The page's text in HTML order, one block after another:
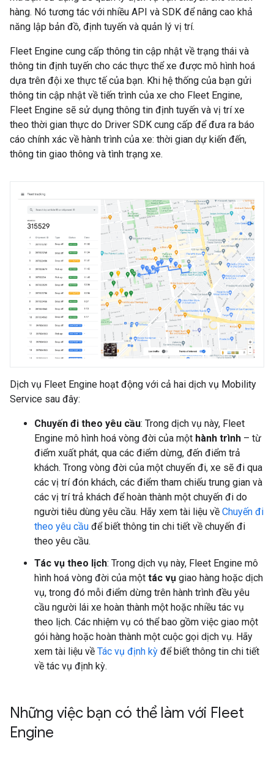
hàng. Nó tương tác với nhiều API và SDK để nâng cao khả
năng lập bản đồ, định tuyến và quản lý vị trí.
Fleet Engine cung cấp thông tin cập nhật về trạng thái và
thông tin định tuyến cho các thực thể xe được mô hình hoá
dựa trên đội xe thực tế của bạn. Khi hệ thống của bạn gửi
thông tin cập nhật về tiến trình của xe cho Fleet Engine,
Fleet Engine sẽ sử dụng thông tin định tuyến và vị trí xe
theo thời gian thực do Driver SDK cung cấp để đưa ra báo
cáo chính xác về hành trình của xe: thời gian dự kiến đến,
thông tin giao thông và tình trạng xe.
Dịch vụ Fleet Engine hoạt động với cả hai dịch vụ Mobility
Service sau đây:
Chuyến đi theo yêu cầu: Trong dịch vụ này, Fleet
Engine mô hình hoá vòng đời của một hành trình – từ
điểm xuất phát, qua các điểm dừng, đến điểm trả
khách. Trong vòng đời của một chuyến đi, xe sẽ đi qua
các vị trí đón khách, các điểm tham chiếu trung gian và
các vị trí trả khách để hoàn thành một chuyến đi do
người tiêu dùng yêu cầu. Hãy xem tài liệu về Chuyến đi
theo yêu cầu để biết thông tin chi tiết về chuyến đi
theo yêu cầu.
Tác vụ theo lịch: Trong dịch vụ này, Fleet Engine mô
hình hoá vòng đời của một tác vụ giao hàng hoặc dịch
vụ, trong đó mỗi điểm dừng trên hành trình đều yêu
cầu người lái xe hoàn thành một hoặc nhiều tác vụ
theo lịch. Các nhiệm vụ có thể bao gồm việc giao một
gói hàng hoặc hoàn thành một cuộc gọi dịch vụ. Hãy
xem tài liệu về Tác vụ định kỳ để biết thông tin chi tiết
về tác vụ định kỳ.
Những việc bạn có thể làm với Fleet
Engine